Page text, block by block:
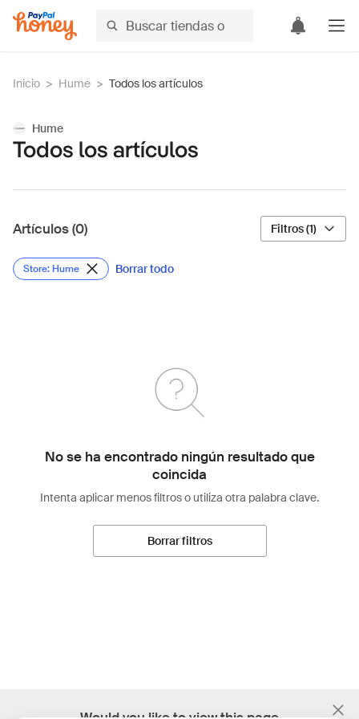
Inicio > Hume > Todos los artículos
Hume
Todos los artículos
Artículos (0) Filtros (1)
Store: Hume Borrar todo
No se ha encontrado ningún resultado que
coincida
Intenta aplicar menos filtros o utiliza otra palabra clave.
Borrar filtros